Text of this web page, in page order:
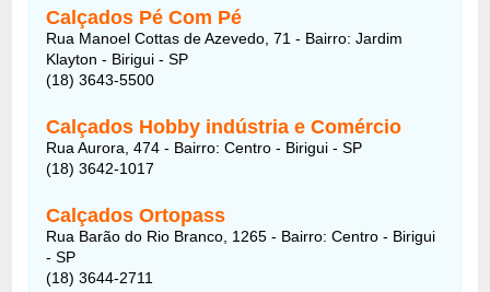
Calçados Pé Com Pé
Rua Manoel Cottas de Azevedo, 71 - Bairro: Jardim
Klayton - Birigui - SP
(18) 3643-5500
Calçados Hobby indústria e Comércio
Rua Aurora, 474 - Bairro: Centro - Birigui - SP
(18) 3642-1017
Calçados Ortopass
Rua Barão do Rio Branco, 1265 - Bairro: Centro - Birigui
- SP
(18) 3644-2711